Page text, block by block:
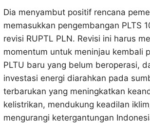
Dia menyambut positif rencana
memasukkan pengembangan PLTS
revisi RUPTL PLN. Revisi ini harus
momentum untuk meninjau kembali
PLTU baru yang belum beroperasi,
investasi energi diarahkan pada
terbarukan yang meningkatkan
kelistrikan, mendukung keadilan
mengurangi ketergantungan